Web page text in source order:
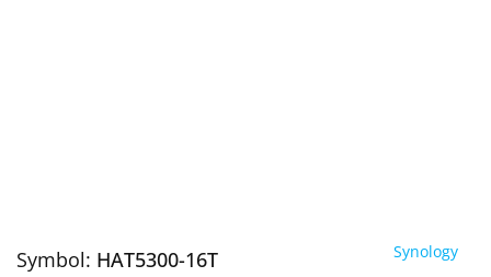
Symbol: HAT5300-16T Synology